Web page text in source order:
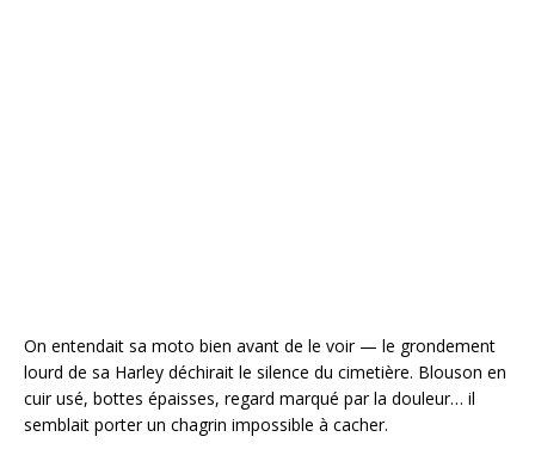
On entendait sa moto bien avant de le voir — le grondement
lourd de sa Harley déchirait le silence du cimetière. Blouson en
cuir usé, bottes épaisses, regard marqué par la douleur… il
semblait porter un chagrin impossible à cacher.